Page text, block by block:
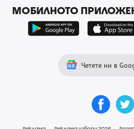
МОБИЛНОТО
Четете ни в